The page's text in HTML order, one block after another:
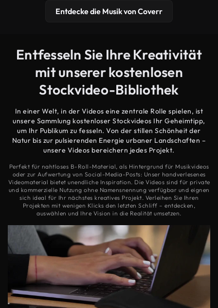
Entdecke die Musik von Coverr
Entfesseln Sie Ihre Kreativität
mit unserer kostenlosen
Stockvideo-Bibliothek
In einer Welt, in der Videos eine zentrale Rolle spielen, ist
unsere Sammlung kostenloser Stockvideos Ihr Geheimtipp,
um Ihr Publikum zu fesseln. Von der stillen Schönheit der
Natur bis zur pulsierenden Energie urbaner Landschaften –
unsere Videos bereichern jedes Projekt.
Perfekt für nahtloses B-Roll-Material, als Hintergrund für Musikvideos
oder zur Aufwertung von Social-Media-Posts: Unser handverlesenes
Videomaterial bietet unendliche Inspiration. Die Videos sind für private
und kommerzielle Nutzung ohne Namensnennung verfügbar und eignen
sich ideal für Ihr nächstes kreatives Projekt. Verleihen Sie Ihren
Projekten mit wenigen Klicks den letzten Schliff – entdecken,
auswählen und Ihre Vision in die Realität umsetzen.